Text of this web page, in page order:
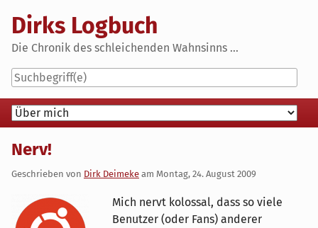
content
Dirks Logbuch
Die Chronik des schleichenden Wahnsinns ...
Navigation
Nerv!
Geschrieben von Dirk Deimeke am Montag, 24. August 2009
Mich nervt kolossal, dass so viele
Benutzer (oder Fans) anderer